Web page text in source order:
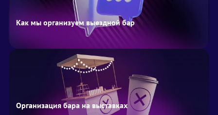
Как мы организуем выездной бар
Организация бара на выставках